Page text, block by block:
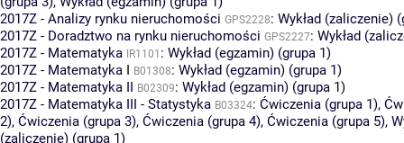
2017Z - Analizy rynku nieruchomości GPS2228: Wykład (zaliczenie)
2017Z - Doradztwo na rynku nieruchomości GPS2227: Wykład
2017Z - Matematyka IR1101 : Wykład (egzamin) (grupa 1)
2017Z - Matematyka I B01308: Wykład (egzamin) (grupa 1)
2017Z - Matematyka II B02309: Wykład (egzamin) (grupa 1)
2017Z - Matematyka III - Statystyka B03324: Ćwiczenia (grupa 1),
2), Ćwiczenia (grupa 3), Ćwiczenia (grupa 4), Ćwiczenia (grupa 5),
(zaliczenie) (grupa 1)